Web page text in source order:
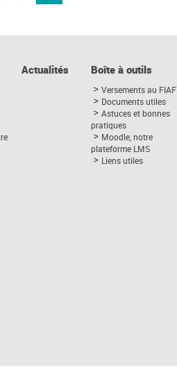
Actualités Boîte à outils
Versements au FIAF
Documents utiles
Astuces et bonnes
pratiques
Moodle, notre
plateforme LMS
Liens utiles